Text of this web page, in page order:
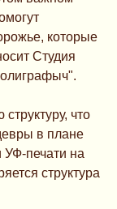
которые
Студия
что
в плане
УФ-печати на
структура